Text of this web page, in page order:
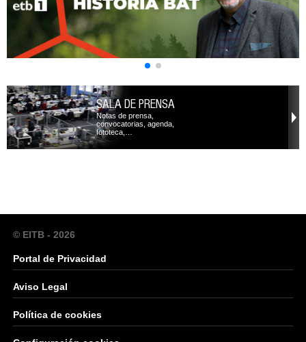
SALA DE PRENSA
Notas de prensa,
convocatorias, agenda,
fototeca,…
© EITB - 2026
Portal de Privacidad
Aviso Legal
Política de cookies